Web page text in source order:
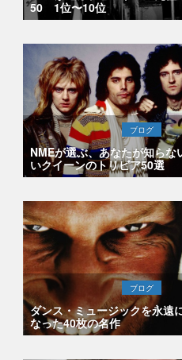
50 1位〜10位
ブログ
NMEが選ぶ、あなたが知らな
いクイーンのトリビア50選
ブログ
ダンス・ミュージックを永遠
なった40枚の名作